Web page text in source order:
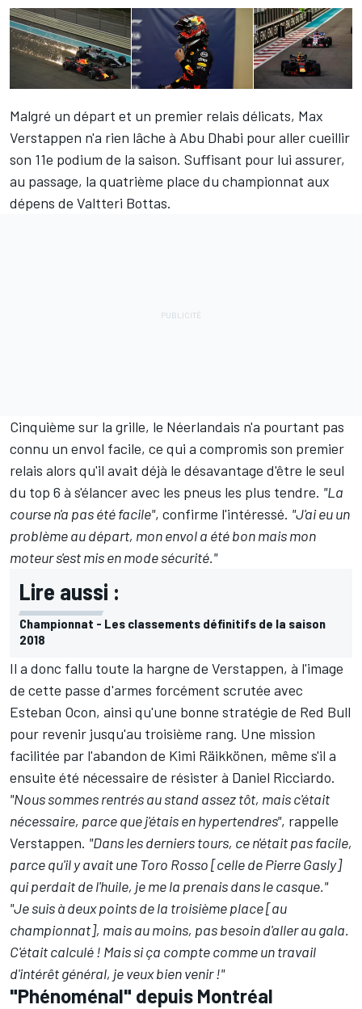
Malgré un départ et un premier relais délicats, Max
Verstappen n'a rien lâche à Abu Dhabi pour aller cueillir
son 11e podium de la saison. Suffisant pour lui assurer,
au passage, la quatrième place du championnat aux
dépens de Valtteri Bottas.
Cinquième sur la grille, le Néerlandais n'a pourtant pas
connu un envol facile, ce qui a compromis son premier
relais alors qu'il avait déjà le désavantage d'être le seul
du top 6 à s'élancer avec les pneus les plus tendre. "La
course n'a pas été facile", confirme l'intéressé. "J'ai eu un
problème au départ, mon envol a été bon mais mon
moteur s'est mis en mode sécurité."
Lire aussi :
Championnat - Les classements définitifs de la saison
2018
Il a donc fallu toute la hargne de Verstappen, à l'image
de cette passe d'armes forcément scrutée avec
Esteban Ocon, ainsi qu'une bonne stratégie de Red Bull
pour revenir jusqu'au troisième rang. Une mission
facilitée par l'abandon de Kimi Räikkönen, même s'il a
ensuite été nécessaire de résister à Daniel Ricciardo.
"Nous sommes rentrés au stand assez tôt, mais c'était
nécessaire, parce que j'étais en hypertendres", rappelle
Verstappen. "Dans les derniers tours, ce n'était pas facile,
parce qu'il y avait une Toro Rosso [celle de Pierre Gasly]
qui perdait de l'huile, je me la prenais dans le casque."
"Je suis à deux points de la troisième place [au
championnat], mais au moins, pas besoin d'aller au gala.
C'était calculé ! Mais si ça compte comme un travail
d'intérêt général, je veux bien venir !"
"Phénoménal" depuis Montréal